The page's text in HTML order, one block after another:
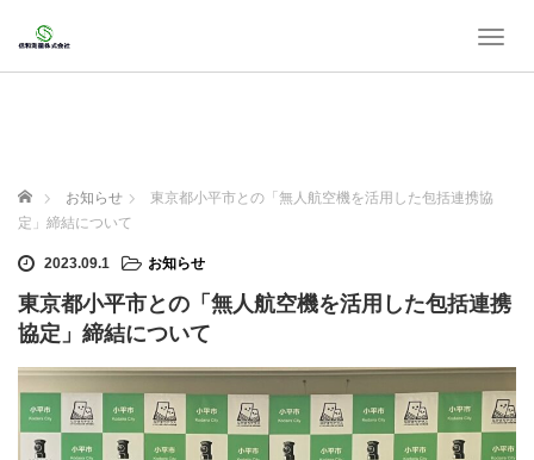
T
a
a
o
n
ホーム お知らせ
東京都小平市との「無人航空機を活用した包括連携協
定」締結について
2023.09.1 お知らせ
東京都小平市との「無人航空機を活用した包括連携
協定」締結について